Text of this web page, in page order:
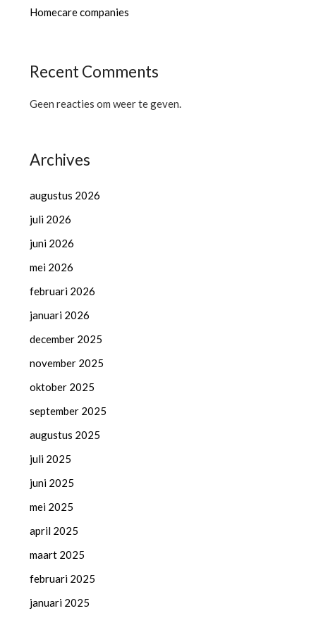
Homecare companies
Recent Comments
Geen reacties om weer te geven.
Archives
augustus 2026
juli 2026
juni 2026
mei 2026
februari 2026
januari 2026
december 2025
november 2025
oktober 2025
september 2025
augustus 2025
juli 2025
juni 2025
mei 2025
april 2025
maart 2025
februari 2025
januari 2025